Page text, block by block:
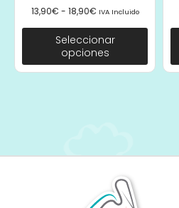
13,90€ - 18,90€ IVA Incluido
Seleccionar
opciones